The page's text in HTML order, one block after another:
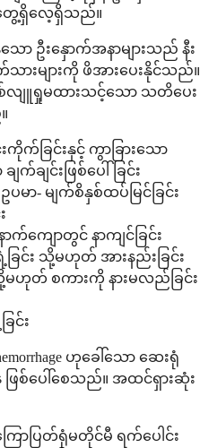
ေ့ရှိလေ့ရှိသည်။
ာ ဦးနှောက်အနာများသည် နီး
းများကို ဖိအားပေးနိုင်သည်။
ျူရှုမထားသင့်သော သတိပေး
ကိုက်ခြင်းနှင့် ကွာခြားသော
ျက်ချင်းဖြစ်ပေါ်ခြင်း
ပမာ- မျက်စိနှစ်ထပ်မြင်ခြင်း
ကျောတွင် နာကျင်ခြင်း
ြင်း သို့မဟုတ် အားနည်းခြင်း
သို့မဟုတ် စကားကို နားမလည်ခြင်း
င်း
ဟုခေါ်သော ဆေးရုံ
ြစ်ပေါ်စေသည်။ အထင်ရှားဆုံး
ာပြတ်ရုံမတိုင်မီ ရက်ပေါင်း